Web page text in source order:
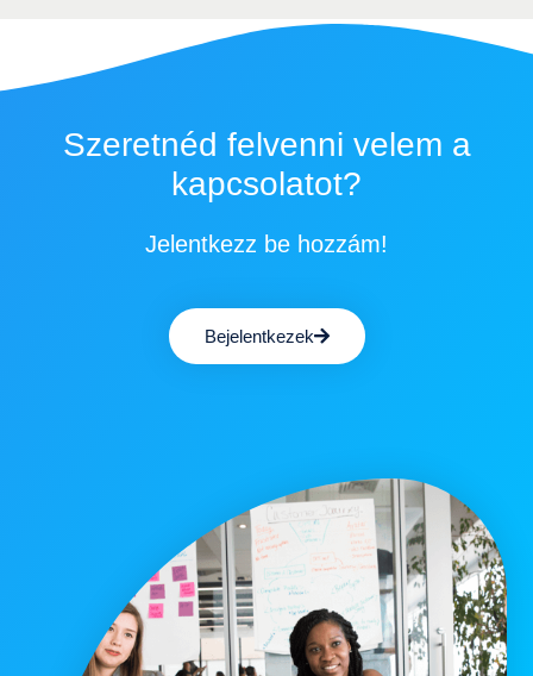
Szeretnéd felvenni velem a
kapcsolatot?
Jelentkezz be hozzám!
Bejelentkezek